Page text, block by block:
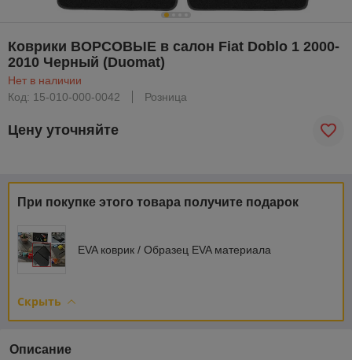
Коврики ВОРСОВЫЕ в салон Fiat Doblo 1 2000-
2010 Черный (Duomat)
Нет в наличии
Код: 15-010-000-0042
Розница
Цену уточняйте
При покупке этого товара получите подарок
EVA коврик / Образец EVA материала
Скрыть
Описание